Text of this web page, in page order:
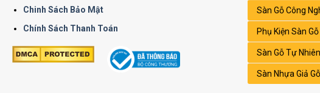
Chinh Sách Bảo Mật
Chính Sách Thanh Toán
Sàn Gỗ Công
Phụ Kiện Sàn Gỗ
Sàn Gỗ Tự Nhiên
Sàn Nhựa Giả Gỗ